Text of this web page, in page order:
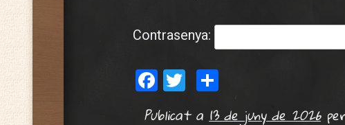
Contrasenya:
Facebook
Twitter
Publicat a 13 de juny de 2026